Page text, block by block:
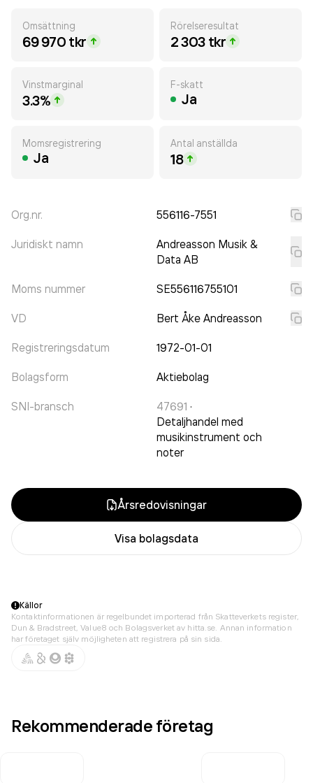
Omsättning
69 970 tkr
Rörelseresultat
2 303 tkr
Vinstmarginal
3.3%
F-skatt
Ja
Momsregistrering
Ja
Antal anställda
18
Org.nr. 556116-7551
Juridiskt namn
Andreasson Musik &
Data AB
Moms nummer SE556116755101
VD Bert Åke Andreasson
Registreringsdatum 1972-01-01
Bolagsform Aktiebolag
SNI-bransch 47691 ·
Detaljhandel med
musikinstrument och
noter
Årsredovisningar
Visa bolagsdata
Källor
Kontaktinformationen är regelbundet importerad från Skatteverkets register,
Dun & Bradstreet, Value8 och Bolagsverket av hitta.se. Annan information
har företaget själv möjligheten att registrera på sin sida.
Rekommenderade företag